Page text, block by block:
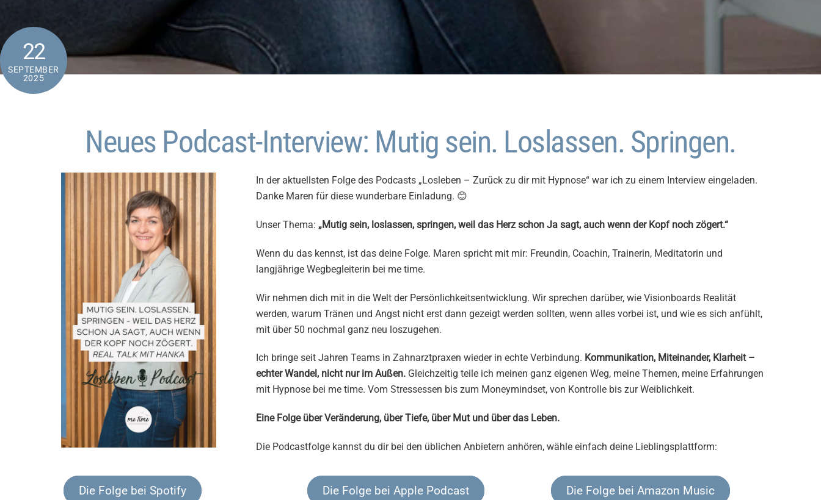
22
SEPTEMBER
2025
Neues Podcast-Interview: Mutig sein. Loslassen. Springen.
In der aktuellsten Folge des Podcasts „Losleben – Zurück zu dir mit Hypnose“ war ich zu einem Interview eingeladen.
Danke Maren für diese wunderbare Einladung. 😊
Unser Thema: „Mutig sein, loslassen, springen, weil das Herz schon Ja sagt, auch wenn der Kopf noch zögert.“
Wenn du das kennst, ist das deine Folge. Maren spricht mit mir: Freundin, Coachin, Trainerin, Meditatorin und
langjährige Wegbegleiterin bei me time.
Wir nehmen dich mit in die Welt der Persönlichkeitsentwicklung. Wir sprechen darüber, wie Visionboards Realität
werden, warum Tränen und Angst nicht erst dann gezeigt werden sollten, wenn alles vorbei ist, und wie es sich anfühlt,
mit über 50 nochmal ganz neu loszugehen.
Ich bringe seit Jahren Teams in Zahnarztpraxen wieder in echte Verbindung. Kommunikation, Miteinander, Klarheit –
echter Wandel, nicht nur im Außen.Gleichzeitig teile ich meinen ganz eigenen Weg, meine Themen, meine Erfahrungen
mit Hypnose bei me time. Vom Stressessen bis zum Moneymindset, von Kontrolle bis zur Weiblichkeit.
Eine Folge über Veränderung, über Tiefe, über Mut und über das Leben.
Die Podcastfolge kannst du dir bei den üblichen Anbietern anhören, wähle einfach deine Lieblingsplattform:
Die Folge bei Spotify Die Folge bei Apple Podcast Die Folge bei Amazon Music